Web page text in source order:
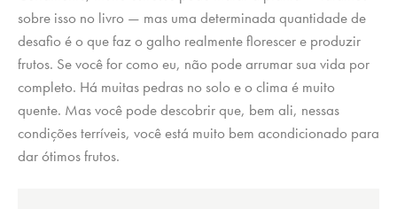
sobre isso no livro — mas uma determinada quantidade de
desafio é o que faz o galho realmente florescer e produzir
frutos. Se você for como eu, não pode arrumar sua vida por
completo. Há muitas pedras no solo e o clima é muito
quente. Mas você pode descobrir que, bem ali, nessas
condições terríveis, você está muito bem acondicionado para
dar ótimos frutos.